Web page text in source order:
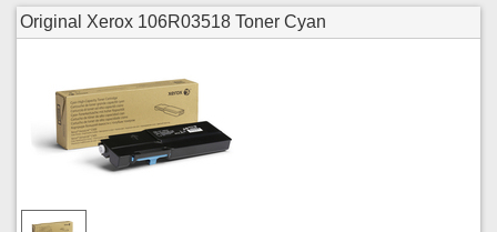
Original Xerox 106R03518 Toner Cyan